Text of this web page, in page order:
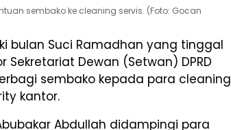
sembako ke cleaning servis. (Foto: Gocan
bulan Suci Ramadhan yang tinggal
Sekretariat Dewan (Setwan) DPRD
sembako kepada para cleaning
kantor.
Abdullah didampingi para